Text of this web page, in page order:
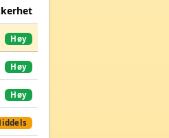
Høy
Høy
Høy